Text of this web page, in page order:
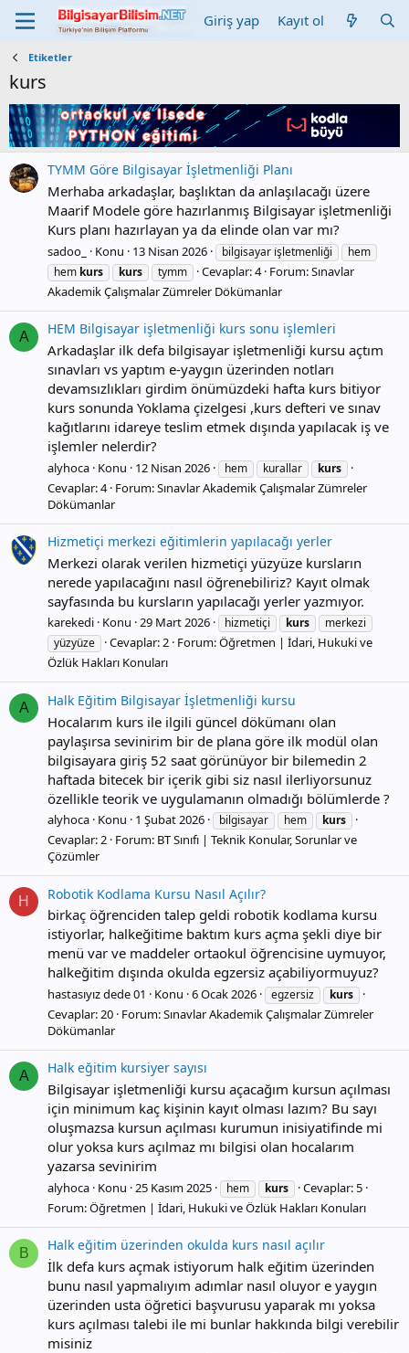
Giriş yap Kayıt ol
Etiketler
kurs
TYMM Göre Bilgisayar İşletmenliği Planı
Merhaba arkadaşlar, başlıktan da anlaşılacağı üzere
Maarif Modele göre hazırlanmış Bilgisayar işletmenliği
Kurs planı hazırlayan ya da elinde olan var mı?
sadoo_ Konu 13 Nisan 2026 bilgisayar i̇şletmenliği
hem
hem kurs kurs tymm Cevaplar: 4 Forum:Sınavlar
Akademik Çalışmalar Zümreler Dökümanlar
A HEM Bilgisayar işletmenliği kurs sonu işlemleri
Arkadaşlar ilk defa bilgisayar işletmenliği kursu açtım
sınavları vs yaptım e-yaygın üzerinden notları
devamsızlıkları girdim önümüzdeki hafta kurs bitiyor
kurs sonunda Yoklama çizelgesi ,kurs defteri ve sınav
kağıtlarını idareye teslim etmek dışında yapılacak iş ve
işlemler nelerdir?
alyhoca Konu 12 Nisan 2026 hem kurallar kurs
Cevaplar: 4 Forum:Sınavlar Akademik Çalışmalar Zümreler
Dökümanlar
Hizmetiçi merkezi eğitimlerin yapılacağı yerler
Merkezi olarak verilen hizmetiçi yüzyüze kursların
nerede yapılacağını nasıl öğrenebiliriz? Kayıt olmak
sayfasında bu kursların yapılacağı yerler yazmıyor.
karekedi Konu 29 Mart 2026 hizmetiçi kurs
merkezi
yüzyüze
Cevaplar: 2 Forum:Öğretmen | İdari, Hukuki ve
Özlük Hakları Konuları
A Halk Eğitim Bilgisayar İşletmenliği kursu
Hocalarım kurs ile ilgili güncel dökümanı olan
paylaşırsa sevinirim bir de plana göre ilk modül olan
bilgisayara giriş 52 saat görünüyor bir bilemedin 2
haftada bitecek bir içerik gibi siz nasıl ilerliyorsunuz
özellikle teorik ve uygulamanın olmadığı bölümlerde ?
alyhoca Konu 1 Şubat 2026 bilgisayar hem kurs
Cevaplar: 2 Forum: BT Sınıfı | Teknik Konular, Sorunlar ve
Çözümler
H Robotik Kodlama Kursu Nasıl Açılır?
birkaç öğrenciden talep geldi robotik kodlama kursu
istiyorlar, halkeğitime baktım kurs açma şekli diye bir
menü var ve maddeler ortaokul öğrencisine uymuyor,
halkeğitim dışında okulda egzersiz açabiliyormuyuz?
hastasıyız dede 01 Konu 6 Ocak 2026 egzersiz kurs
Cevaplar: 20 Forum:Sınavlar Akademik Çalışmalar Zümreler
Dökümanlar
A Halk eğitim kursiyer sayısı
Bilgisayar işletmenliği kursu açacağım kursun açılması
için minimum kaç kişinin kayıt olması lazım? Bu sayı
oluşmazsa kursun açılması kurumun inisiyatifinde mi
olur yoksa kurs açılmaz mı bilgisi olan hocalarım
yazarsa sevinirim
alyhoca Konu 25 Kasım 2025 hem kurs
Cevaplar: 5
Forum:Öğretmen | İdari, Hukuki ve Özlük Hakları Konuları
B Halk eğitim üzerinden okulda kurs nasıl açılır
İlk defa kurs açmak istiyorum halk eğitim üzerinden
bunu nasıl yapmalıyım adımlar nasıl oluyor e yaygın
üzerinden usta öğretici başvurusu yaparak mı yoksa
kurs açılması talebi ile mi bunlar hakkında bilgi verebilir
misiniz